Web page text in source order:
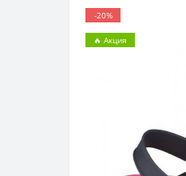
-20%
🔥 Акция